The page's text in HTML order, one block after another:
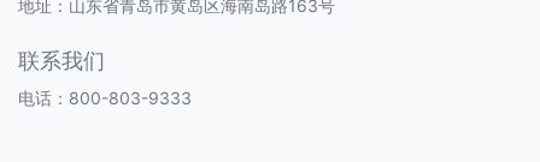
地址：山东省青岛市黄岛区海南岛路163号
联系我们
电话：800-803-9333